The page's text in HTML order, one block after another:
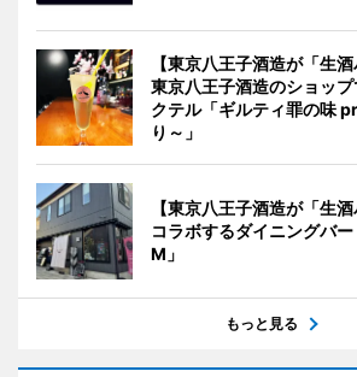
【東京八王子酒造が「生
東京八王子酒造のショッ
クテル「ギルティ罪の味
り～」
【東京八王子酒造が「生
コラボするダイニングバ
M」
もっと見る